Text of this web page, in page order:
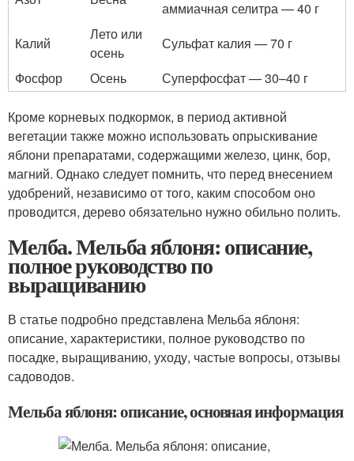
аммиачная селитра — 40 г
Калий
Лето или
осень
Сульфат калия — 70 г
Фосфор
Осень Суперфосфат — 30–40 г
Кроме корневых подкормок, в период активной
вегетации также можно использовать опрыскивание
яблони препаратами, содержащими железо, цинк, бор,
магний. Однако следует помнить, что перед внесением
удобрений, независимо от того, каким способом оно
проводится, дерево обязательно нужно обильно полить.
Мелба. Мельба яблоня: описание,
полное руководство по
выращиванию
В статье подробно представлена Мельба яблоня:
описание, характеристики, полное руководство по
посадке, выращиванию, уходу, частые вопросы, отзывы
садоводов.
Мельба яблоня: описание, основная информация